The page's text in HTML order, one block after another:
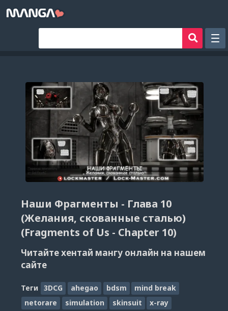
Авторы
Аниме хентай
Сборники манги
Sign in
Register
Наши Фрагменты - Глава 10
(Желания, скованные сталью)
(Fragments of Us - Chapter 10)
Читайте хентай мангу онлайн на нашем
сайте
Теги 3DCG ahegao bdsm
mind break
netorare
simulation skinsuit
x-ray